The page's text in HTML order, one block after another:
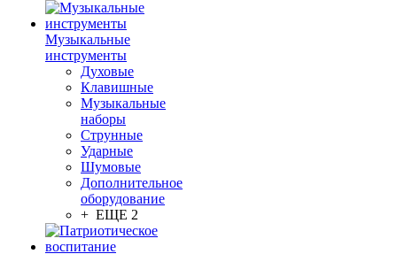
Музыкальные
инструменты
Духовые
Клавишные
Музыкальные
наборы
Струнные
Ударные
Шумовые
Дополнительное
оборудование
+ ЕЩЕ 2